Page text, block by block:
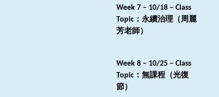
Week 7 – 10/18 – Class
Topic ：永續治理（周麗
芳老師）
Week 8 – 10/25 – Class
Topic ：無課程（光復
節）